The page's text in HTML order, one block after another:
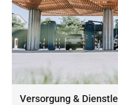
Versorgung &